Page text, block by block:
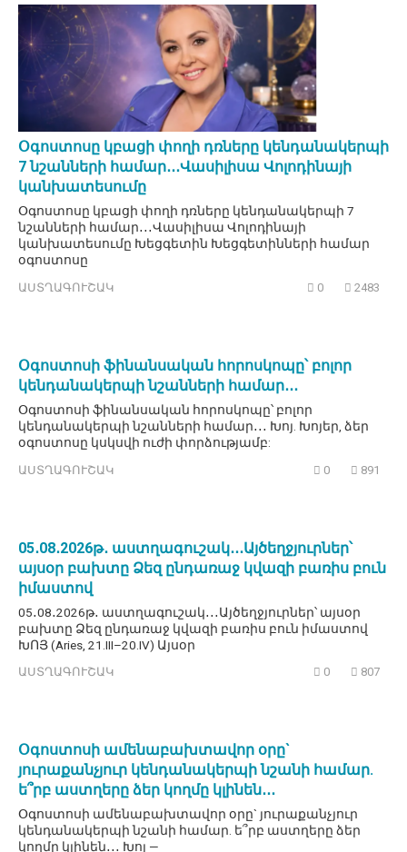
Օգոստոսը կբացի փողի դռները կենդանակերպի
7 նշանների համար․․․Վասիլիսա Վոլոդինայի
կանխատեսումը
Օգոստոսը կբացի փողի դռները կենդանակերպի 7
նշանների համար․․․Վասիլիսա Վոլոդինայի
կանխատեսումը Խեցգետին Խեցգետինների համար
օգոստոսը
ԱՍՏՂԱԳՈՒՇԱԿ 0 2483
Օգոստոսի ֆինանսական հորոսկոպը՝ բոլոր
կենդանակերպի նշանների համար․․․
Օգոստոսի ֆինանսական հորոսկոպը՝ բոլոր
կենդանակերպի նշանների համար․․․ Խոյ. Խոյեր, ձեր
օգոստոսը կսկսվի ուժի փորձությամբ:
ԱՍՏՂԱԳՈՒՇԱԿ 0 891
05․08․2026թ․ աստղագուշակ․․․Այծեղջյուրներ՝
այսօր բախտը Ձեզ ընդառաջ կվազի բառիս բուն
իմաստով
05․08․2026թ․ աստղագուշակ․․․Այծեղջյուրներ՝ այսօր
բախտը Ձեզ ընդառաջ կվազի բառիս բուն իմաստով
ԽՈՅ (Aries, 21.III–20.IV) Այսօր
ԱՍՏՂԱԳՈՒՇԱԿ 0 807
Օգոստոսի ամենաբախտավոր օրը`
յուրաքանչյուր կենդանակերպի նշանի համար.
ե՞րբ աստղերը ձեր կողմը կլինեն․․․
Օգոստոսի ամենաբախտավոր օրը` յուրաքանչյուր
կենդանակերպի նշանի համար. ե՞րբ աստղերը ձեր
կողմը կլինեն․․․ Խոյ —